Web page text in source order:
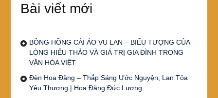
Bài viết mới
BÔNG HỒNG CÀI ÁO VU LAN – BIỂU TƯỢNG CỦA
LÒNG HIẾU THẢO VÀ GIÁ TRỊ GIA ĐÌNH TRONG
VĂN HÓA VIỆT
Đèn Hoa Đăng – Thắp Sáng Ước Nguyện, Lan Tỏa
Yêu Thương | Hoa Đăng Đức Lương